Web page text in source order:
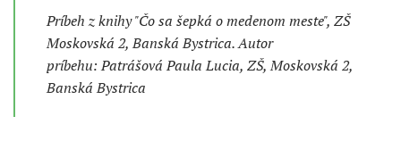
Príbeh z knihy "Čo sa šepká o medenom meste", ZŠ
Moskovská 2, Banská Bystrica. Autor
príbehu: Patrášová Paula Lucia, ZŠ, Moskovská 2,
Banská Bystrica